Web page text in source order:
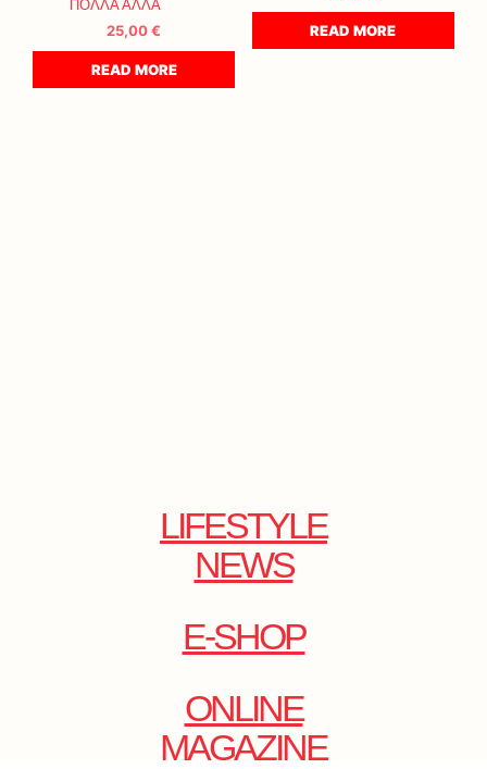
ΠΟΛΛΑ ΑΛΛΑ
25,00€
READ MORE
READ MORE
LIFESTYLE
NEWS
E-SHOP
ONLINE
MAGAZINE